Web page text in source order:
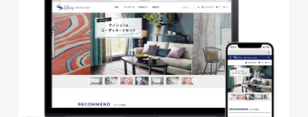
#レスポンシブWebデザイン
印刷物 #食品・飲食